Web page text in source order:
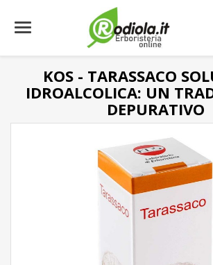
KOS - TARASSACO
IDROALCOLICA: UN
DEPURATIVO